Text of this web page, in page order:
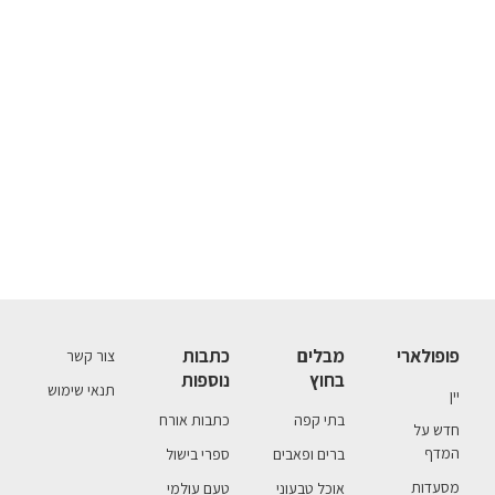
פופולארי
יין
חדש על
המדף
מסעדות
מבלים
בחוץ
בתי קפה
ברים ופאבים
אוכל טבעוני
כתבות
נוספות
כתבות אורח
ספרי בישול
טעם עולמי
צור קשר
תנאי שימוש